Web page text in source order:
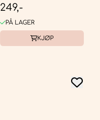
ROSA/BLÅ
249,-
PÅ LAGER
KJØP